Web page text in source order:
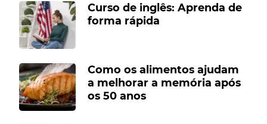
Curso de inglês: Aprenda de
forma rápida
Como os alimentos ajudam
a melhorar a memória após
os 50 anos